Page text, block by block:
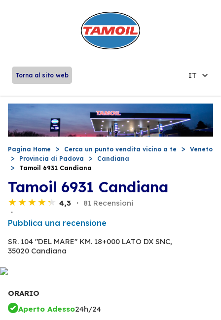
Torna al sito web IT
Pagina Home Cerca un punto vendita vicino a te
Veneto
Provincia di Padova
Candiana
Tamoil 6931 Candiana
Tamoil 6931 Candiana
4,3 81 Recensioni
Pubblica una recensione
SR. 104 "DEL MARE" KM. 18+000 LATO DX SNC,
35020 Candiana
ORARIO
Aperto Adesso24h/24